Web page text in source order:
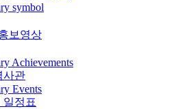
symbol
보영상
Achievements
사관
Events
일정표